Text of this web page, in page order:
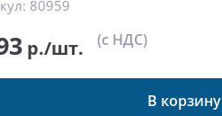
80959
р./шт. (с НДС)
В корзину